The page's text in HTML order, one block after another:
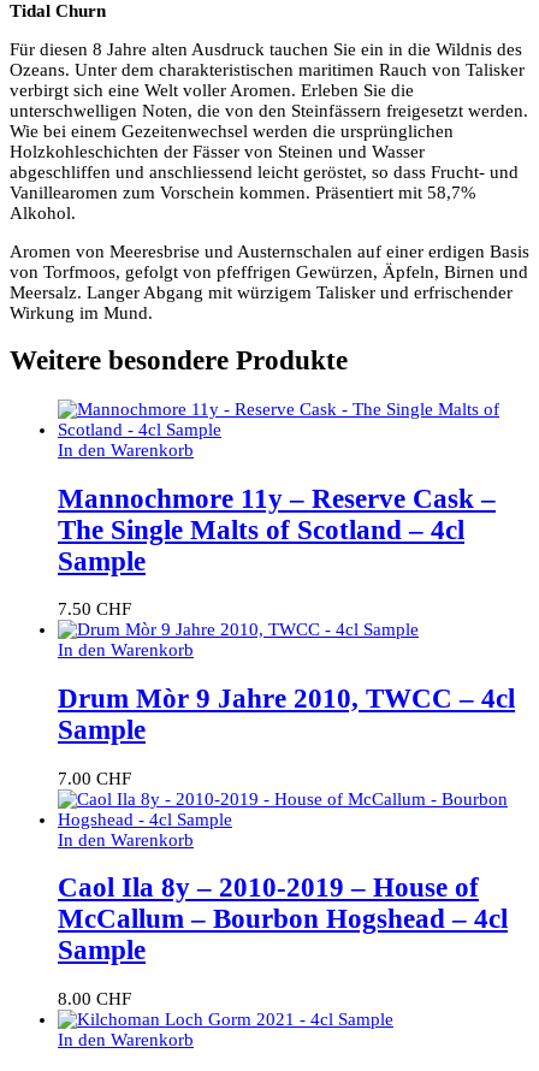
Tidal Churn
Für diesen 8 Jahre alten Ausdruck tauchen Sie ein in die Wildnis des
Ozeans. Unter dem charakteristischen maritimen Rauch von Talisker
verbirgt sich eine Welt voller Aromen. Erleben Sie die
unterschwelligen Noten, die von den Steinfässern freigesetzt werden.
Wie bei einem Gezeitenwechsel werden die ursprünglichen
Holzkohleschichten der Fässer von Steinen und Wasser
abgeschliffen und anschliessend leicht geröstet, so dass Frucht- und
Vanillearomen zum Vorschein kommen. Präsentiert mit 58,7%
Alkohol.
Aromen von Meeresbrise und Austernschalen auf einer erdigen Basis
von Torfmoos, gefolgt von pfeffrigen Gewürzen, Äpfeln, Birnen und
Meersalz. Langer Abgang mit würzigem Talisker und erfrischender
Wirkung im Mund.
Weitere besondere Produkte
In den Warenkorb
Mannochmore 11y – Reserve Cask –
The Single Malts of Scotland – 4cl
Sample
7.50 CHF
In den Warenkorb
Drum Mòr 9 Jahre 2010, TWCC – 4cl
Sample
7.00 CHF
In den Warenkorb
Caol Ila 8y – 2010-2019 – House of
McCallum – Bourbon Hogshead – 4cl
Sample
8.00 CHF
In den Warenkorb